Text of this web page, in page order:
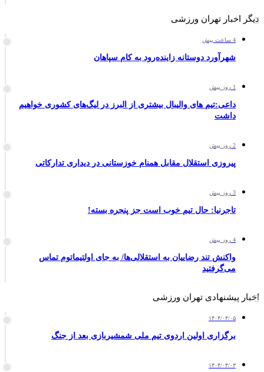
دیگر اخبار تهران ورزشی
4 ساعت پیش
شهرآورد دوستانه زاینده‌رود به کام سپاهان
1 روز پیش
داعی:تیم های والیبال بیشتری از البرز در لیگ‌های کشوری خواهیم
داشت
2 روز پیش
پیروزی استقلال مقابل همنام خوزستانی در دیداری تدارکاتی
3 روز پیش
تاجرنیا: حال تیم خوب است جز پنجره بسته!
4 روز پیش
واکنش تند رضاییان به استقلالی‌ها/ به جای اولتیماتوم تماس
می‌گرفتید
اخبار پیشنهادی تهران ورزشی
۱۴۰۴/۰۴/۰۵
برگزاری اولین اردوی تیم ملی شمشیربازی بعد از جنگ
۱۴۰۴/۰۴/۰۳